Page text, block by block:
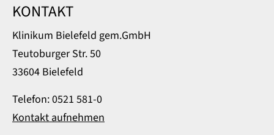
KONTAKT
Klinikum Bielefeld gem.GmbH
Teutoburger Str. 50
33604 Bielefeld
Telefon: 0521 581-0
Kontakt aufnehmen